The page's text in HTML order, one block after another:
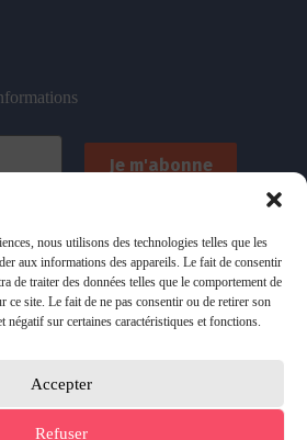
nous utilisons des technologies telles que les
aux informations des appareils. Le fait de consentir
de traiter des données telles que le comportement de
ce site. Le fait de ne pas consentir ou de retirer son
négatif sur certaines caractéristiques et fonctions.
Accepter
Refuser
désinscrire à tout
politique de confidentialité